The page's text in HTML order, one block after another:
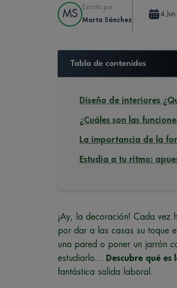
MS
Escrito por
Marta Sánchez
4
Tabla de contenidos
Diseño de interiores
¿Cuáles son las
La importancia de la
Estudia a tu ritmo:
¡Ay, la decoración! Cada vez
por dar a las casas su toque
una pared o poner un jarrón
estudiarlo…
Descubre qué
fantástica salida laboral.